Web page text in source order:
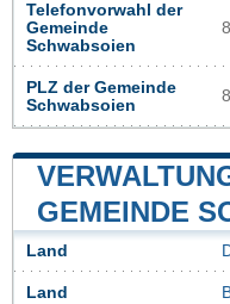
Telefonvorwahl der
Gemeinde
Schwabsoien
PLZ der Gemeinde
Schwabsoien
GEMEINDE
Land
Land